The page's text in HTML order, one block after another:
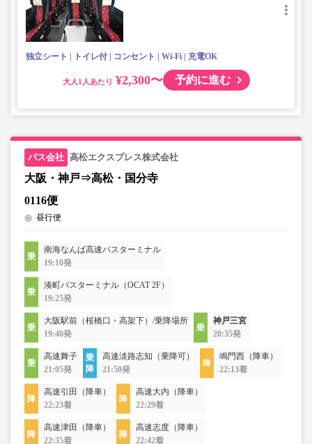
独立シート トイレ付 コンセント Wi-Fi 充電OK
大人 ¥2,300〜 予約に進む
高松エクスプレス株式会社
大阪・神戸⇒高松・国分寺
0116便
昼行便
南海なんば高速バスターミナル
19:10発
湊町バスターミナル（OCAT 2F）
19:25発
大阪駅前（桜橋口・高架下）/乗降場所
19:40発
神戸三宮
20:35発
高速舞子
21:05発
高速淡路志知（乗降可）
21:50発
鳴門西（降車）
22:13着
高速引田（降車）
22:23着
高速大内（降車）
22:29着
高速津田（降車）
22:35着
高速志度（降車）
22:42着